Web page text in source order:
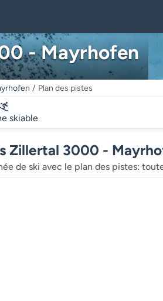
- Mayrhofen
Plan des pistes
skiable
Zillertal 3000 -
de ski avec le plan des pistes: